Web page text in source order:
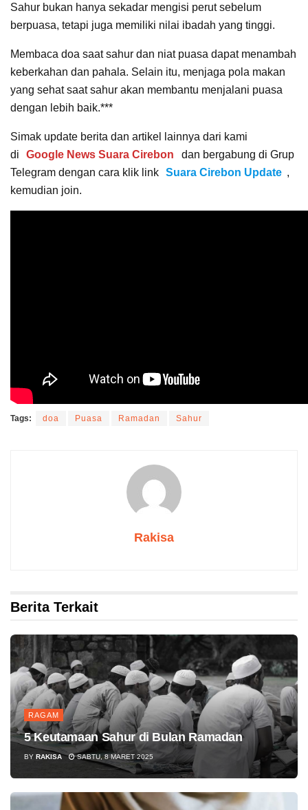
Sahur bukan hanya sekadar mengisi perut sebelum
berpuasa, tetapi juga memiliki nilai ibadah yang tinggi.
Membaca doa saat sahur dan niat puasa dapat menambah
keberkahan dan pahala. Selain itu, menjaga pola makan
yang sehat saat sahur akan membantu menjalani puasa
dengan lebih baik.***
Simak update berita dan artikel lainnya dari kami
di
Google News Suara Cirebon
dan bergabung di Grup
Telegram dengan cara klik link
Suara Cirebon Update ,
kemudian join.
Tags: doa Puasa Ramadan Sahur
Rakisa
Berita Terkait
RAGAM
5 Keutamaan Sahur di Bulan Ramadan
BY RAKISA SABTU, 8 MARET 2025